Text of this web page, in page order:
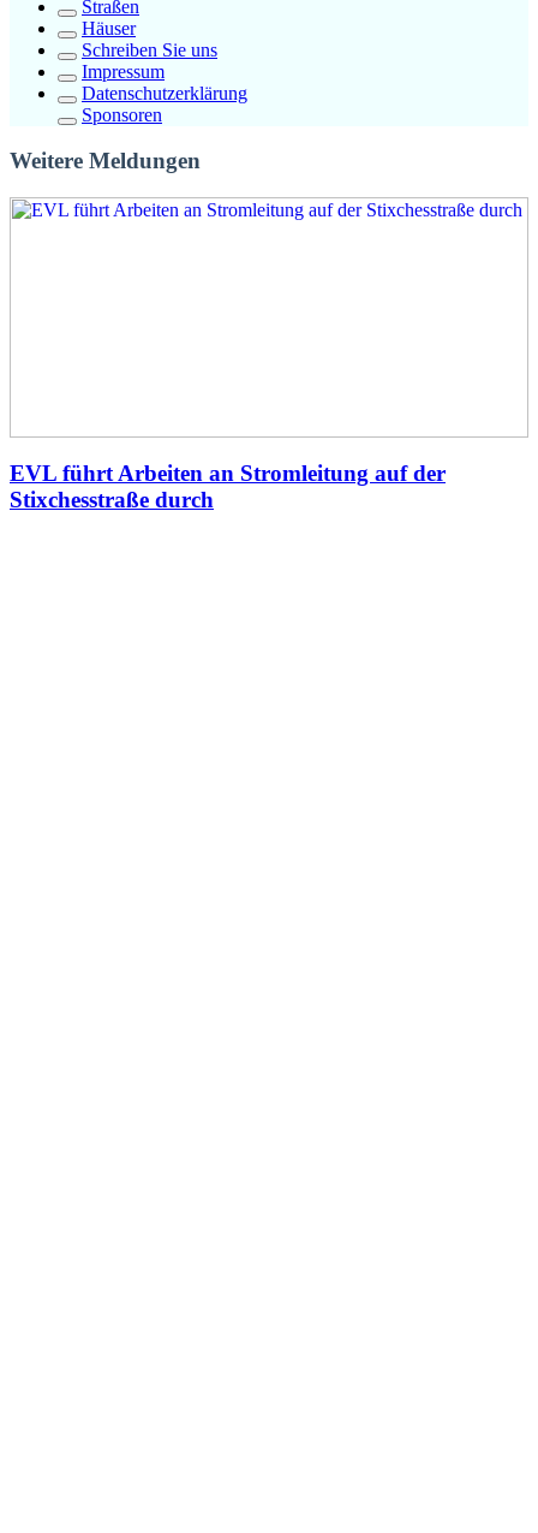
Straßen
Häuser
Schreiben Sie uns
Impressum
Datenschutzerklärung
Sponsoren
Weitere Meldungen
EVL führt Arbeiten an Stromleitung auf der
Stixchesstraße durch